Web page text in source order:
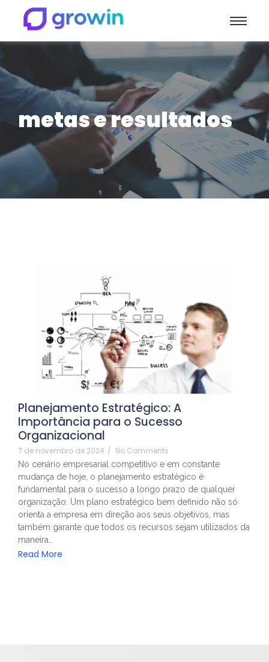
metas e resultados
Planejamento Estratégico: A
Importância para o Sucesso
Organizacional
7 de novembro de 2024 / No Comments
No cenário empresarial competitivo e em constante
mudança de hoje, o planejamento estratégico é
fundamental para o sucesso a longo prazo de qualquer
organização. Um plano estratégico bem definido não só
orienta a empresa em direção aos seus objetivos, mas
também garante que todos os recursos sejam utilizados da
maneira…
Read More